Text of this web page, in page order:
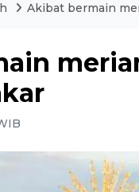
Akibat bermain